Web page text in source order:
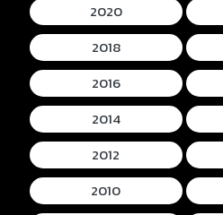
2020
2018
2016
2014
2012
2010